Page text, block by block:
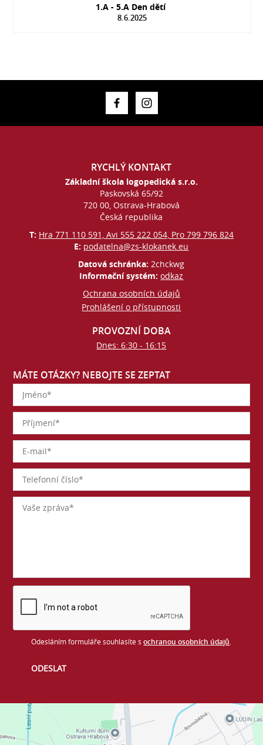
1.A - 5.A Den dětí
8.6.2025
RYCHLÝ KONTAKT
Základní škola logopedická s.r.o.
Paskovská 65/92
720 00, Ostrava-Hrabová
Česká republika
T: Hra 771 110 591, Avi 555 222 054, Pro 799 796 824
E: podatelna@zs-klokanek.eu
Datová schránka:2chckwg
Informační systém:odkaz
Ochrana osobních údajů
Prohlášení o přístupnosti
PROVOZNÍ DOBA
Dnes: 6:30 - 16:15
MÁTE OTÁZKY? NEBOJTE SE ZEPTAT
Odesláním formuláře souhlasíte sochranou osobních údajů